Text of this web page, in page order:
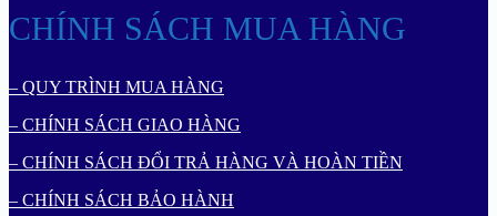
CHÍNH SÁCH MUA HÀNG
– QUY TRÌNH MUA HÀNG
– CHÍNH SÁCH GIAO HÀNG
– CHÍNH SÁCH ĐỔI TRẢ HÀNG VÀ HOÀN TIỀN
– CHÍNH SÁCH BẢO HÀNH